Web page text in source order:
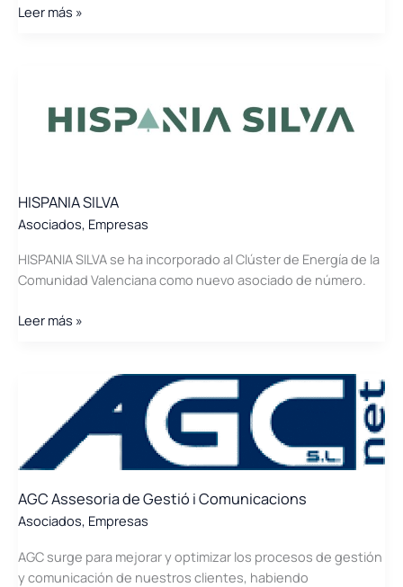
Perfecta
Leer más »
HISPANIA SILVA
Asociados, Empresas
HISPANIA SILVA se ha incorporado al Clúster de Energía de la
Comunidad Valenciana como nuevo asociado de número.
HISPANIA
Leer más »
AGC Assesoria de Gestió i Comunicacions
Asociados, Empresas
AGC surge para mejorar y optimizar los procesos de gestión
y comunicación de nuestros clientes, habiendo